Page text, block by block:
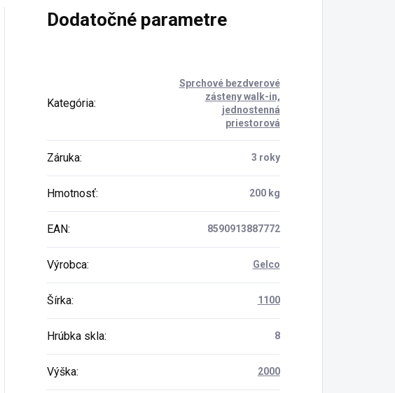
Dodatočné parametre
Kategória:
Sprchové bezdverové
zásteny walk-in,
jednostenná
priestorová
Záruka: 3 roky
Hmotnosť: 200 kg
EAN: 8590913887772
Výrobca: Gelco
Šírka: 1100
Hrúbka skla: 8
Výška: 2000